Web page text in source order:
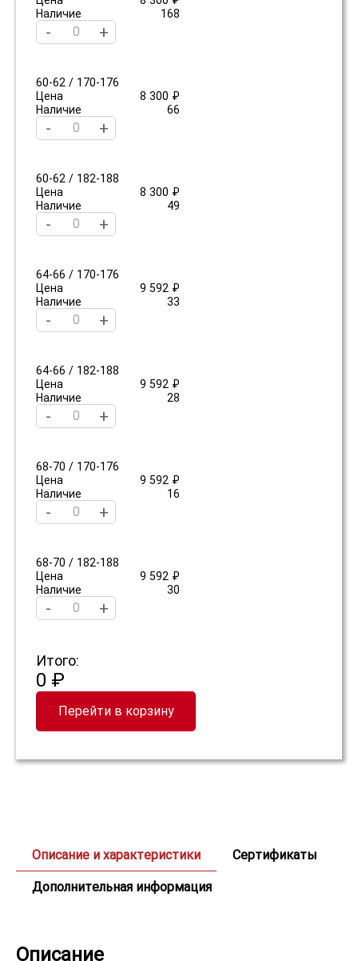
Наличие
168
- +
60-62 / 170-176
Цена
8 300 ₽
Наличие
66
- +
60-62 / 182-188
Цена
8 300 ₽
Наличие
49
- +
64-66 / 170-176
Цена
9 592 ₽
Наличие
33
- +
64-66 / 182-188
Цена
9 592 ₽
Наличие
28
- +
68-70 / 170-176
Цена
9 592 ₽
Наличие
16
- +
68-70 / 182-188
Цена
9 592 ₽
Наличие
30
- +
Итого:
0 ₽
Перейти в корзину
Описание и характеристики Сертификаты
Дополнительная информация
Описание